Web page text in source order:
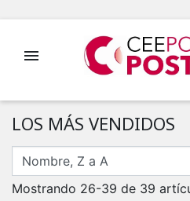

LOS MÁS VENDIDOS
Mostrando 26-39 de 39